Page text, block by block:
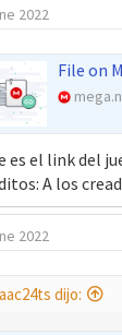
2022
File on
es el link del
A los
2022
dijo: